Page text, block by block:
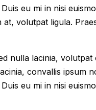
eu mi in nisi
volutpat ligula.
nulla lacinia,
convallis ipsum
eu mi in nisi